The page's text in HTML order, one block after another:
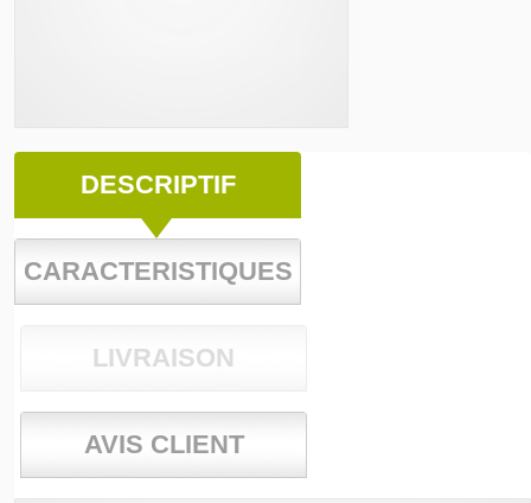
DESCRIPTIF
CARACTERISTIQUES
LIVRAISON
AVIS CLIENT